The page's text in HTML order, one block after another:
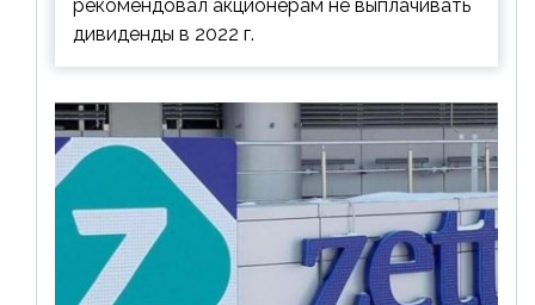
рекомендовал акционерам не выплачивать
дивиденды в 2022 г.